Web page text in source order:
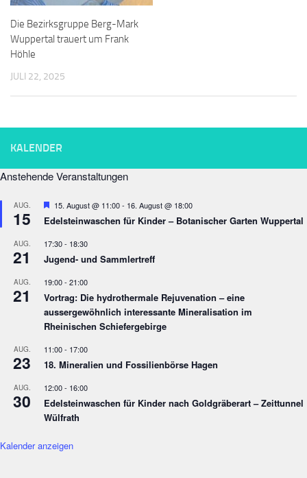
Die Bezirksgruppe Berg-Mark
Wuppertal trauert um Frank
Höhle
JULI 22, 2025
KALENDER
Anstehende Veranstaltungen
AUG.
15
Empfohlen
15. August @ 11:00- 16. August @ 18:00
Edelsteinwaschen für Kinder – Botanischer Garten Wuppertal
AUG.
21
17:30- 18:30
Jugend- und Sammlertreff
AUG.
21
19:00- 21:00
Vortrag: Die hydrothermale Rejuvenation – eine
aussergewöhnlich interessante Mineralisation im
Rheinischen Schiefergebirge
AUG.
23
11:00- 17:00
18. Mineralien und Fossilienbörse Hagen
AUG.
30
12:00- 16:00
Edelsteinwaschen für Kinder nach Goldgräberart – Zeittunnel
Wülfrath
Kalender anzeigen